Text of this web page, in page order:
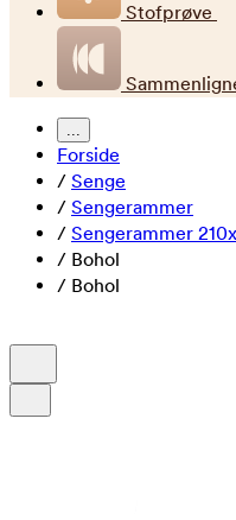
Stofprøve
...
Forside
/ Senge
/ Sengerammer
/ Sengerammer
/ Bohol
/ Bohol